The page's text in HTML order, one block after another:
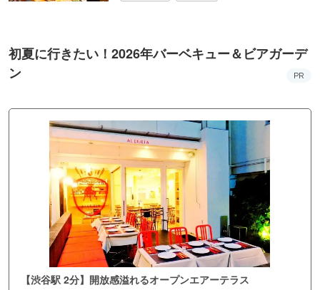
初夏に行きたい！2026年バーベキュー＆ビアガーデ
ン
PR
【渋谷駅 2分】開放感溢れるオープンエアーテラス